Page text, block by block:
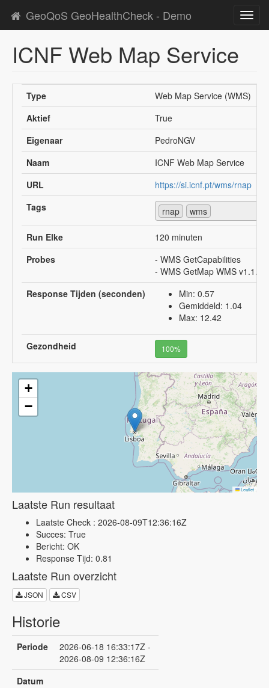
GeoQoS GeoHealthCheck - Demo
ICNF Web Map Service
Type
Web Map Service (WMS)
Aktief
True
Eigenaar
PedroNGV
Naam
ICNF Web Map Service
URL
https://si.icnf.pt/wms/rnap
Tags
rnap wms
Run Elke
120 minuten
Probes
- WMS GetCapabilities
- WMS GetMap WMS
Response Tijden (seconden)
Min: 0.57
Gemiddeld: 1.04
Max: 12.42
Gezondheid 100%
+
−
Leaflet
Laatste Run resultaat
Laatste Check : 2026-08-09T12:36:16Z
Succes: True
Bericht: OK
Response Tijd: 0.81
Laatste Run overzicht
JSON CSV
Historie
Periode
2026-06-18 16:33:17Z -
2026-08-09 12:36:16Z
Datum